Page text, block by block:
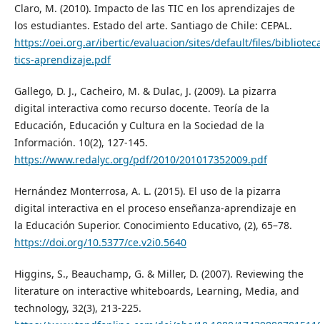
Claro, M. (2010). Impacto de las TIC en los aprendizajes de
los estudiantes. Estado del arte. Santiago de Chile: CEPAL.
https://oei.org.ar/ibertic/evaluacion/sites/default/files/
tics-aprendizaje.pdf
Gallego, D. J., Cacheiro, M. & Dulac, J. (2009). La pizarra
digital interactiva como recurso docente. Teoría de la
Educación, Educación y Cultura en la Sociedad de la
Información. 10(2), 127-145.
https://www.redalyc.org/pdf/2010/201017352009.pdf
Hernández Monterrosa, A. L. (2015). El uso de la pizarra
digital interactiva en el proceso enseñanza-aprendizaje en
la Educación Superior. Conocimiento Educativo, (2), 65–78.
https://doi.org/10.5377/ce.v2i0.5640
Higgins, S., Beauchamp, G. & Miller, D. (2007). Reviewing the
literature on interactive whiteboards, Learning, Media, and
technology, 32(3), 213-225.